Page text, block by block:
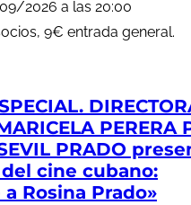
2026 a las 20:00
9€ entrada general.
PERERA
PRADO
cine cubano:
Rosina Prado»